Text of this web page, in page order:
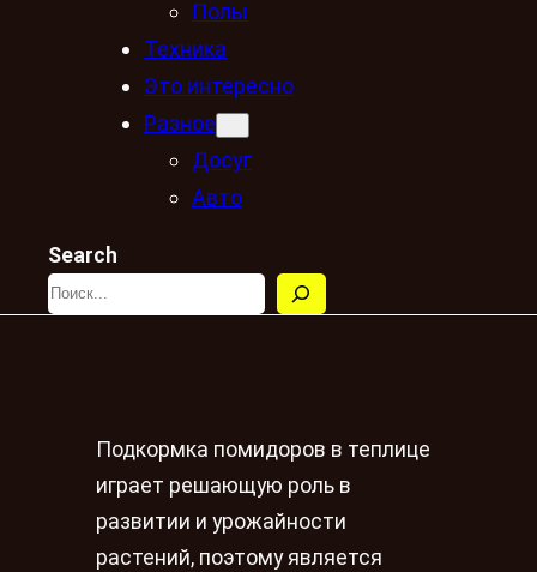
Полы
Техника
Это интересно
Разное
Досуг
Авто
Search
Подкормка помидоров в теплице
играет решающую роль в
развитии и урожайности
растений, поэтому является